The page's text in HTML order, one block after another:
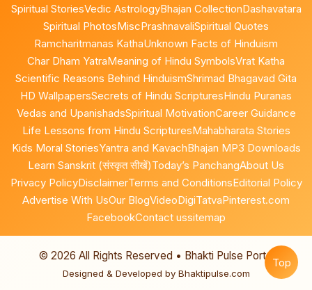
Spiritual StoriesVedic AstrologyBhajan CollectionDashavatara
Spiritual PhotosMiscPrashnavaliSpiritual Quotes
Ramcharitmanas KathaUnknown Facts of Hinduism
Char Dham YatraMeaning of Hindu SymbolsVrat Katha
Scientific Reasons Behind HinduismShrimad Bhagavad Gita
HD WallpapersSecrets of Hindu ScripturesHindu Puranas
Vedas and UpanishadsSpiritual MotivationCareer Guidance
Life Lessons from Hindu ScripturesMahabharata Stories
Kids Moral StoriesYantra and KavachBhajan MP3 Downloads
Learn Sanskrit (संस्कृत सीखें)Today’s PanchangAbout Us
Privacy PolicyDisclaimerTerms and ConditionsEditorial Policy
Advertise With UsOur BlogVideoDigiTatvaPinterest.com
FacebookContact ussitemap
© 2026 All Rights Reserved • Bhakti Pulse Portal
Designed & Developed by Bhaktipulse.com
Top